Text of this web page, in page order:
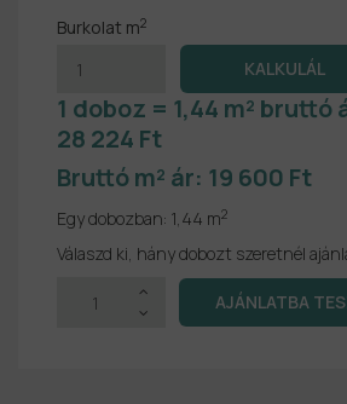
Burkolat m2
1 doboz = 1,44 m² bruttó
28 224 Ft
Bruttó m² ár: 19 600 Ft
Egy dobozban: 1,44 m2
Válaszd ki, hány dobozt szeretnél